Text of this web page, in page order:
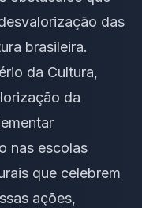
das
brasileira.
da Cultura,
da
nas escolas
que celebrem
ações,